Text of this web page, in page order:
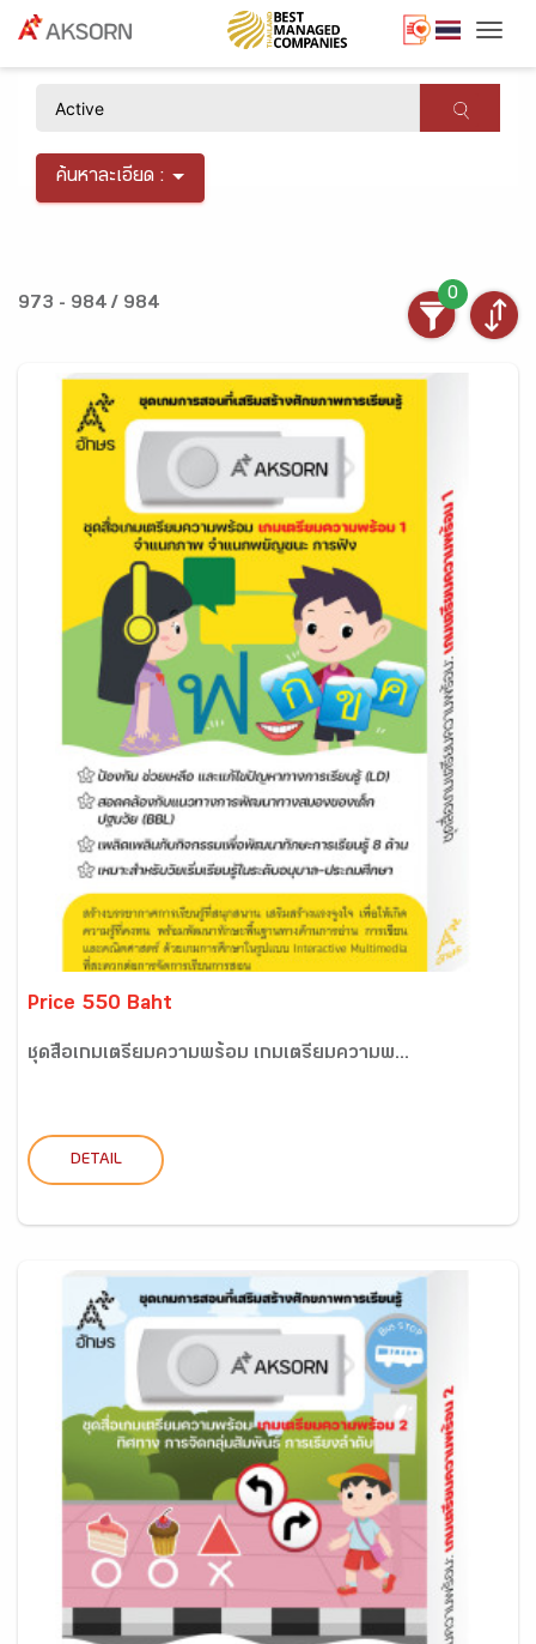
ค้นหาละเอียด :
973 - 984 / 984
0
Price 550 Baht
ชุดสื่อเกมเตรียมความพร้อม เกมเตรียมความพ...
DETAIL